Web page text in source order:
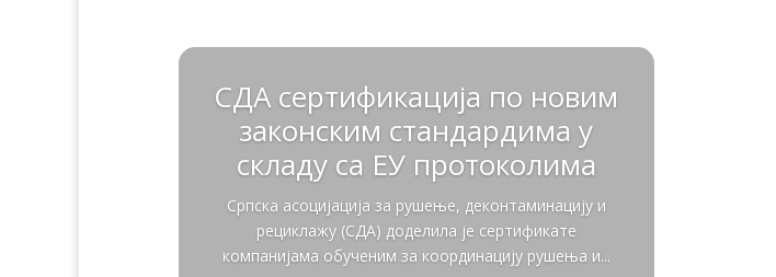
СДА сертификација по новим
законским стандардима у
складу са ЕУ протоколима
Српска асоцијација за рушење, деконтаминацију и
рециклажу (СДА) доделила је сертификате
компанијама обученим за координацију рушења и...